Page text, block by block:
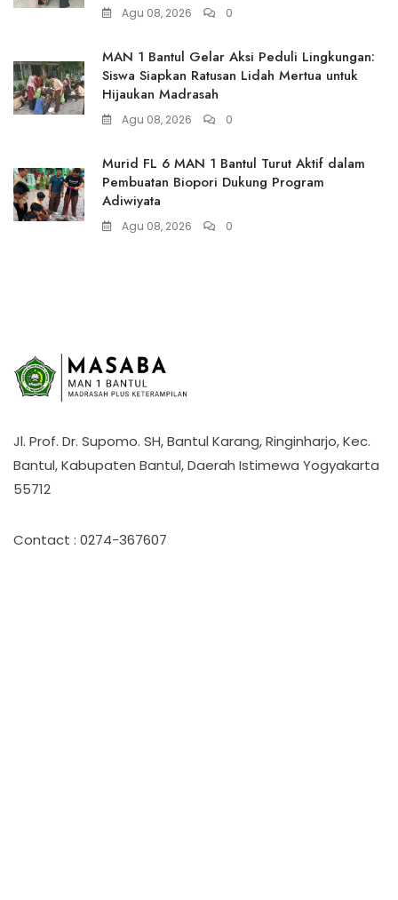
Agu 08, 2026 0
MAN 1 Bantul Gelar Aksi Peduli Lingkungan:
Siswa Siapkan Ratusan Lidah Mertua untuk
Hijaukan Madrasah
Agu 08, 2026 0
Murid FL 6 MAN 1 Bantul Turut Aktif dalam
Pembuatan Biopori Dukung Program
Adiwiyata
Agu 08, 2026 0
Jl. Prof. Dr. Supomo. SH, Bantul Karang, Ringinharjo, Kec.
Bantul, Kabupaten Bantul, Daerah Istimewa Yogyakarta
55712
Contact : 0274-367607